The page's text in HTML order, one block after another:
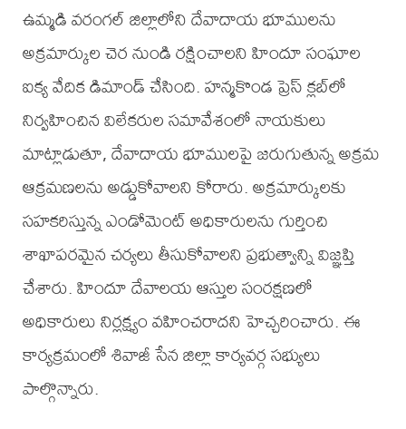
ఉమ్మడి వరంగల్ జిల్లాలోని దేవాదాయ భూములను
అక్రమార్కుల చెర నుండి రక్షించాలని హిందూ సంఘాల
ఐక్య వేదిక డిమాండ్ చేసింది. హన్మకొండ ప్రెస్ క్లబ్‌లో
నిర్వహించిన విలేకరుల సమావేశంలో నాయకులు
మాట్లాడుతూ, దేవాదాయ భూములపై జరుగుతున్న అక్రమ
ఆక్రమణలను అడ్డుకోవాలని కోరారు. అక్రమార్కులకు
సహకరిస్తున్న ఎండోమెంట్ అధికారులను గుర్తించి
శాఖాపరమైన చర్యలు తీసుకోవాలని ప్రభుత్వాన్ని విజ్ఞప్తి
చేశారు. హిందూ దేవాలయ ఆస్తుల సంరక్షణలో
అధికారులు నిర్లక్ష్యం వహించరాదని హెచ్చరించారు. ఈ
కార్యక్రమంలో శివాజీ సేన జిల్లా కార్యవర్గ సభ్యులు
పాల్గొన్నారు.